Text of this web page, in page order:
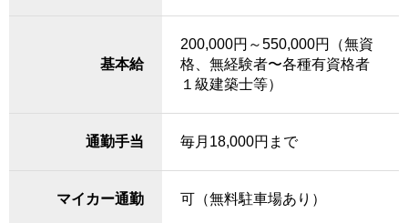
基本給
200,000円～550,000円（無資
格、無経験者〜各種有資格者
１級建築士等）
通勤手当 毎月18,000円まで
マイカー通勤 可（無料駐車場あり）